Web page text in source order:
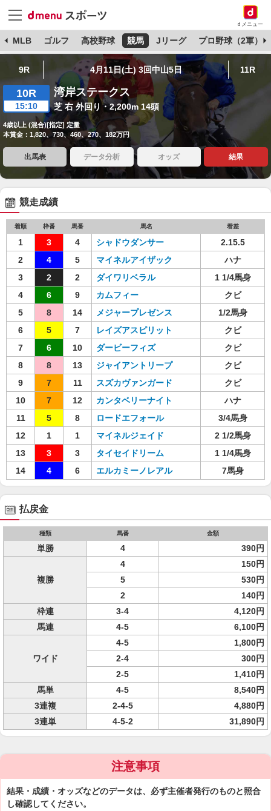
dメニュー
MLB ゴルフ 高校野球 競馬 Jリーグ プロ野球（2軍）
9R 4月11日(土) 3回中山5日 11R
10R
15:10
湾岸ステークス
芝 右 外回り・2,200m 14頭
4歳以上 (混合)[指定] 定量
本賞金：1,820、730、460、270、182万円
出馬表 データ分析 オッズ 結果
競走成績
着順 枠番 馬番 馬名 着差
1 3 4 シャドウダンサー
2.15.5
2
4 5 マイネルアイザック
ハナ
3
2 2 ダイワリベラル
1 1/4馬身
4
6 9 カムフィー
クビ
5
8 14 メジャープレゼンス
1/2馬身
6
5 7 レイズアスピリット
クビ
7
6 10 ダービーフィズ
クビ
8
8 13 ジャイアントリープ
クビ
9
7 11 スズカヴァンガード
クビ
10
7 12 カンタベリーナイト
ハナ
11
5 8 ロードエフォール
3/4馬身
12
1 1 マイネルジェイド
2 1/2馬身
13
3 3 タイセイドリーム
1 1/4馬身
14
4 6 エルカミーノレアル 7馬身
払戻金
種類 馬番 金額
単勝 4 390円
複勝
4
150円
5
530円
2
140円
枠連
3-4
4,120円
馬連
4-5 6,100円
ワイド
4-5
1,800円
2-4
300円
2-5
1,410円
馬単
4-5
8,540円
3連複
2-4-5
4,880円
3連単
4-5-2 31,890円
注意事項
結果・成績・オッズなどのデータは、必ず主催者発行のものと照合
し確認してください。